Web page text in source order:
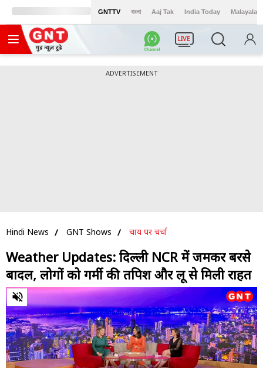
GNTTV বাংলা Aaj Tak India Today Malayalam
LIVE
ADVERTISEMENT
Hindi News GNT Shows चाय पर चर्चा
Weather Updates: दिल्ली NCR में जमकर बरसे
बादल, लोगों को गर्मी की तपिश और लू से मिली राहत
0
of
37
minutes,
38
seconds